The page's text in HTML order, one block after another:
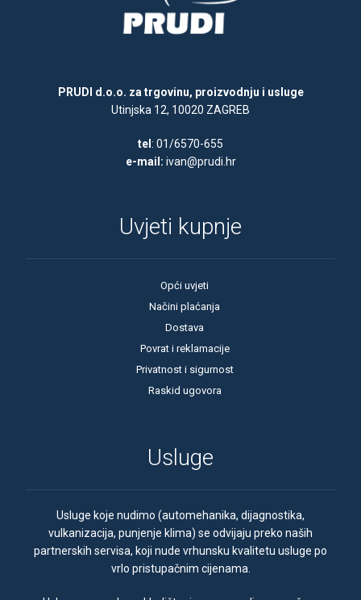
PRUDI d.o.o. za trgovinu, proizvodnju i usluge
Utinjska 12, 10020 ZAGREB
tel : 01/6570-655
e-mail: ivan@prudi.hr
Uvjeti kupnje
Opći uvjeti
Načini plaćanja
Dostava
Povrat i reklamacije
Privatnost i sigurnost
Raskid ugovora
Usluge
Usluge koje nudimo (automehanika, dijagnostika,
vulkanizacija, punjenje klima) se odvijaju preko naših
partnerskih servisa, koji nude vrhunsku kvalitetu usluge po
vrlo pristupačnim cijenama.